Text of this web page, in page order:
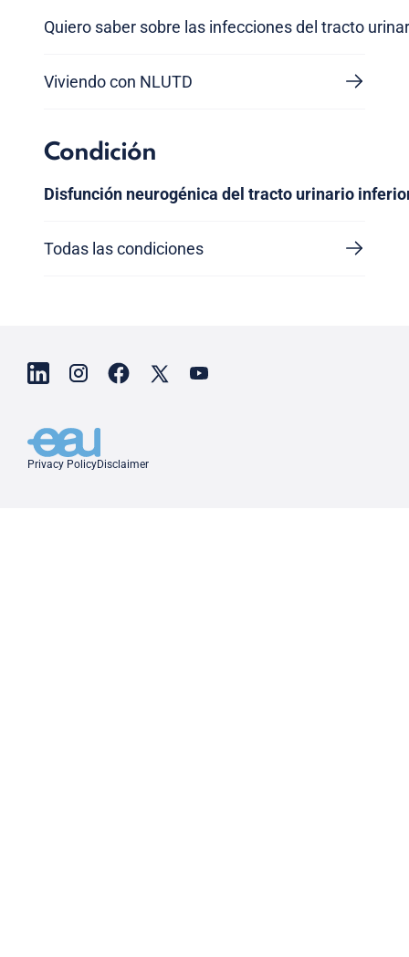
Quiero saber sobre las infecciones del tracto
Viviendo con NLUTD
Condición
Disfunción neurogénica del tracto urinario
Todas las condiciones
Privacy PolicyDisclaimer